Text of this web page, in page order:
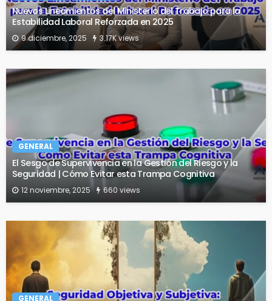
Nuevos Lineamientos del Ministerio del Trabajo para la
Estabilidad Laboral Reforzada en 2025
9 diciembre, 2025 3.17K views
GENERAL
El Sesgo de Supervivencia en la Gestión del Riesgo y la
Seguridad | Cómo Evitar esta Trampa Cognitiva
12 noviembre, 2025 660 views
GENERAL